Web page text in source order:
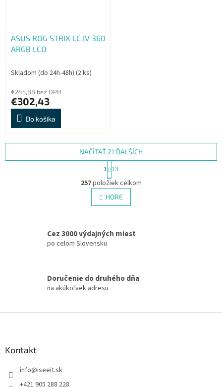
ASUS ROG STRIX LC IV 360
ARGB LCD
Skladom (do 24h-48h) (2 ks)
€245,88 bez DPH
€302,43
Do košíka
O
v
l
á
c
r
v
v
NAČÍTAŤ 21 ĎALŠÍCH
S
t
r
á
n
k
a
1 13
257položiek celkom
HORE
Cez 3000 výdajných miest
po celom Slovensku
Doručenie do druhého dňa
na akúkoľvek adresu
Kontakt
info@iseeit.sk
+421 905 288 228